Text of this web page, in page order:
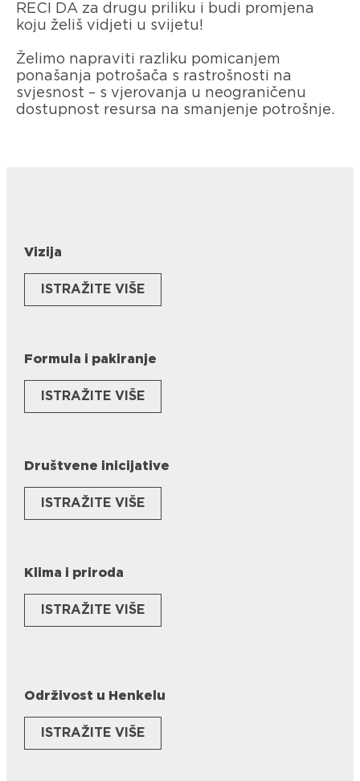
RECI DA za drugu priliku i budi promjena
koju želiš vidjeti u svijetu!​
Želimo napraviti razliku pomicanjem
ponašanja potrošača s rastrošnosti na
svjesnost – s vjerovanja u neograničenu
dostupnost resursa na smanjenje potrošnje. ​
Vizija
ISTRAŽITE VIŠE
Formula i pakiranje
ISTRAŽITE VIŠE
Društvene inicijative
ISTRAŽITE VIŠE
Klima i priroda
ISTRAŽITE VIŠE
Održivost u Henkelu
ISTRAŽITE VIŠE